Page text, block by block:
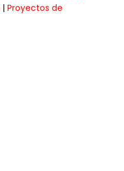
| Proyectos de